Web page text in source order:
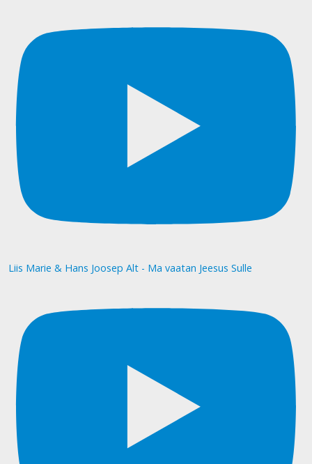
Liis Marie & Hans Joosep Alt - Ma vaatan Jeesus Sulle